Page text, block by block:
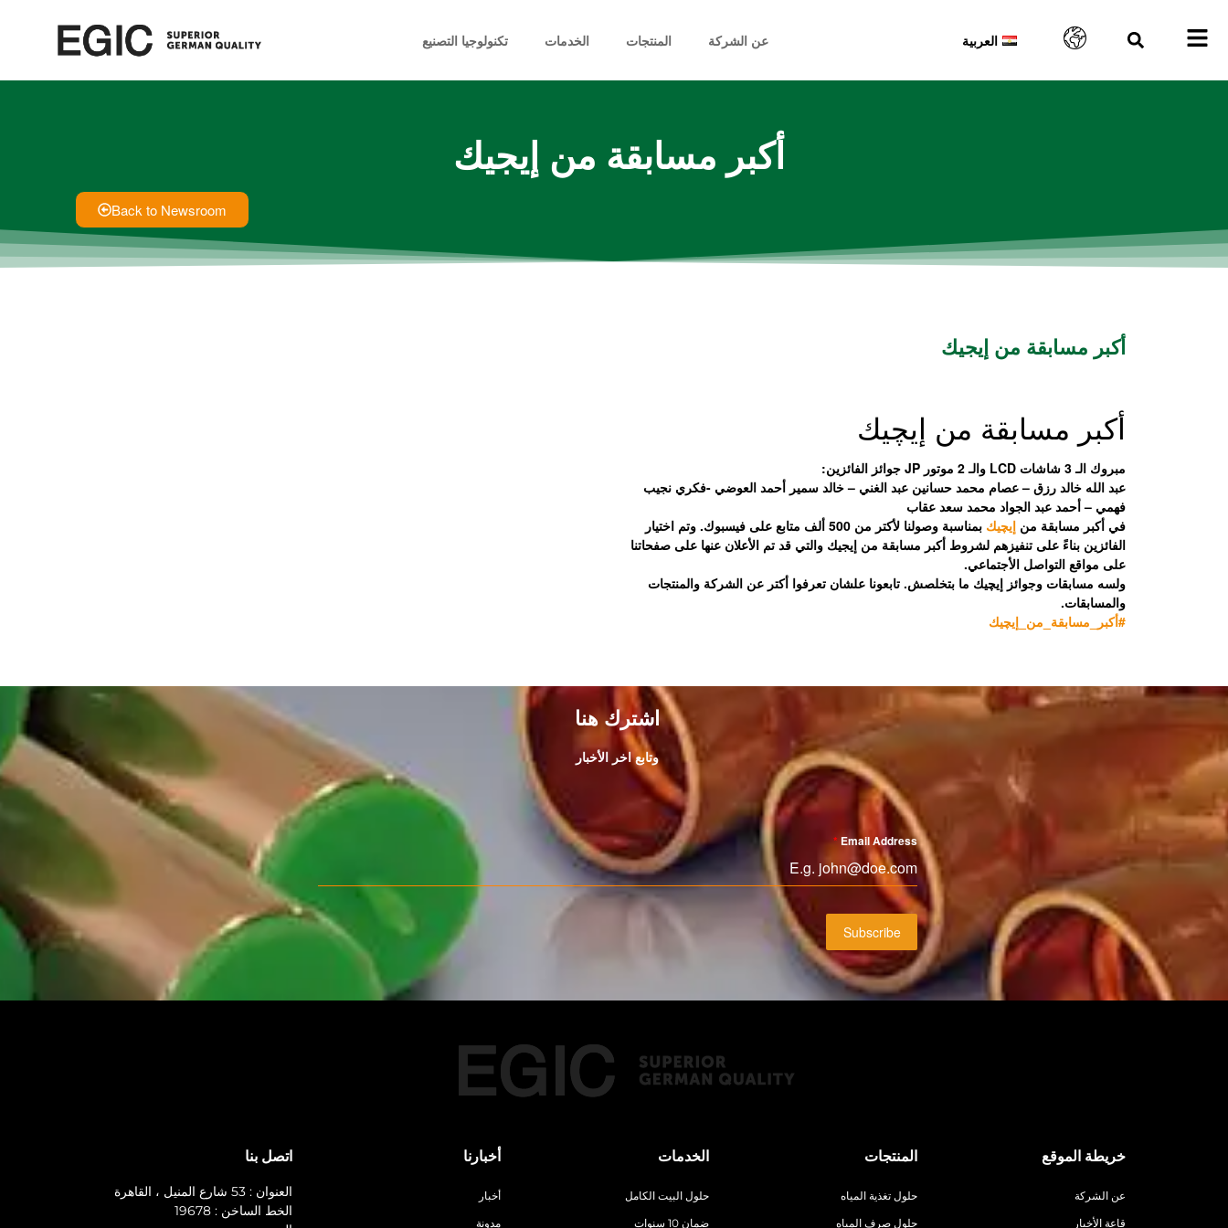
العربية عن الشركة المنتجات الخدمات تكنولوجيا التصنيع
أكبر مسابقة من إيجيك
Back to Newsroom
أكبر مسابقة من إيجيك
أكبر مسابقة من إيچيك
مبروك الـ 3 شاشات LCD والـ 2 موتور JP جوائز الفائزين:
عبد الله خالد رزق – عصام محمد حسانين عبد الغني – خالد سمير أحمد العوضي -فكري نجيب
فهمي – أحمد عبد الجواد محمد سعد عقاب
في أكبر مسابقة من إيچيك
بمناسبة وصولنا لأكتر من 500 ألف متابع على فيسبوك. وتم اختيار
الفائزين بناءً على تنفيزهم لشروط أكبر مسابقة من إيجيك والتي قد تم الأعلان عنها على صفحاتنا
على مواقع التواصل الأجتماعي.
ولسه مسابقات وجوائز إيچيك ما بتخلصش. تابعونا علشان تعرفوا أكتر عن الشركة والمنتجات
والمسابقات.
#أكبر_مسابقة_من_إيچيك
اشترك هنا
وتابع اخر الأخبار
Email Address
*
Subscribe
خريطة الموقع
عن الشركة
قاعة الأخبار
المنتجات
حلول تغذية المياه
حلول صرف المياه
الخدمات
حلول البيت الكامل
ضمان 10 سنوات
أخبارنا
أخبار
مدونة
اتصل بنا
العنوان : 53 شارع المنيل ، القاهرة
الخط الساخن : 19678